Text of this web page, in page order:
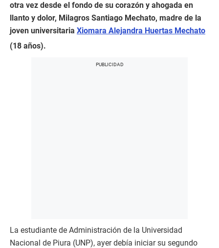
otra vez desde el fondo de su corazón y ahogada en
llanto y dolor, Milagros Santiago Mechato, madre de la
joven universitaria Xiomara Alejandra Huertas Mechato
(18 años).
La estudiante de Administración de la Universidad
Nacional de Piura (UNP), ayer debía iniciar su segundo